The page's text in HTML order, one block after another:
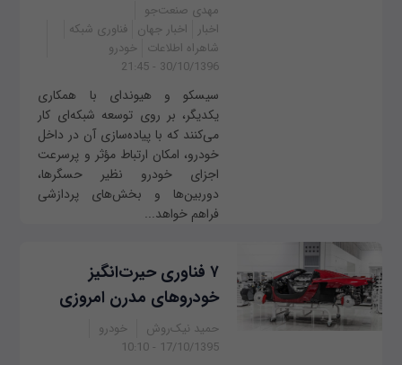
مهدی صنعت‌جو
اخبار
اخبار جهان فناوری شبکه
شاهراه اطلاعات
خودرو
30/10/1396 - 21:45
سیسکو و هیوندای با همکاری
یکدیگر، بر روی توسعه شبکه‌‌ای کار
می‌کنند که با پیاده‌سازی آن در داخل
خودرو، امکان ارتباط مؤثر و پرسرعت
اجزای خودرو نظیر حسگر‌ها،
دوربین‌ها و بخش‌های پردازشی
فراهم خواهد...
۷ فناوری حیرت‌انگیز
خودروهای مدرن امروزی
حمید نیک‌روش
خودرو
17/10/1395 - 10:10